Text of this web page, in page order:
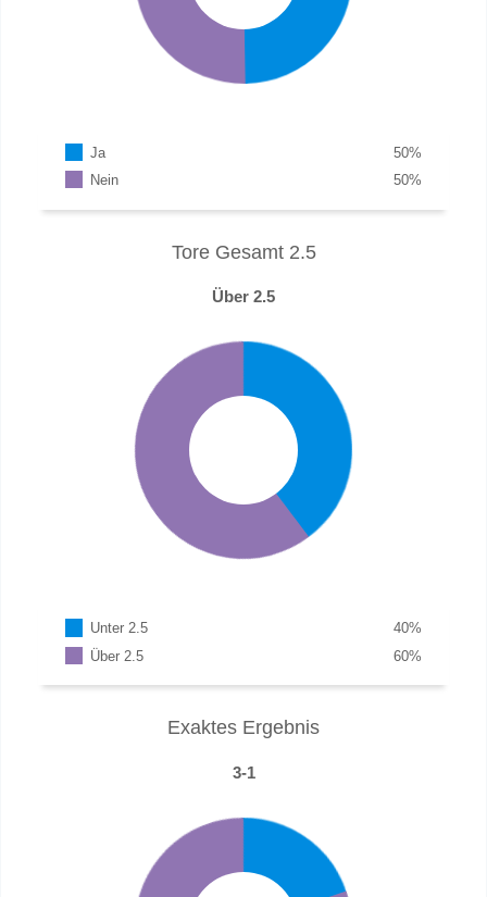
Ja %
50
Nein
%
50
Tore Gesamt 2.5
Über 2.5
Unter 2.5 %
40
Über 2.5
%
60
Exaktes Ergebnis
3-1